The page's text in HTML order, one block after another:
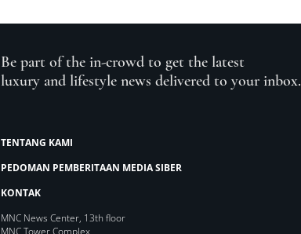
Be part of the in-crowd to get the latest
luxury and lifestyle news delivered to your inbox.
TENTANG KAMI
PEDOMAN PEMBERITAAN MEDIA SIBER
KONTAK
MNC News Center, 13th floor
MNC Tower Complex